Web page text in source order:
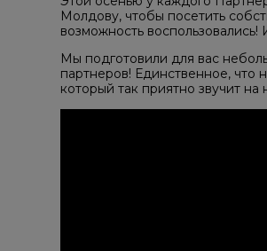
Молдову, чтобы посетить
возможность
Мы подготовили для вас
партнеров! Единственное, что
который так приятно звучит